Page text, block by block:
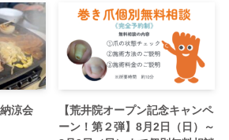
涼会
【荒井院オープン記念キャンペ
ーン！第２弾】8月2日（日）～